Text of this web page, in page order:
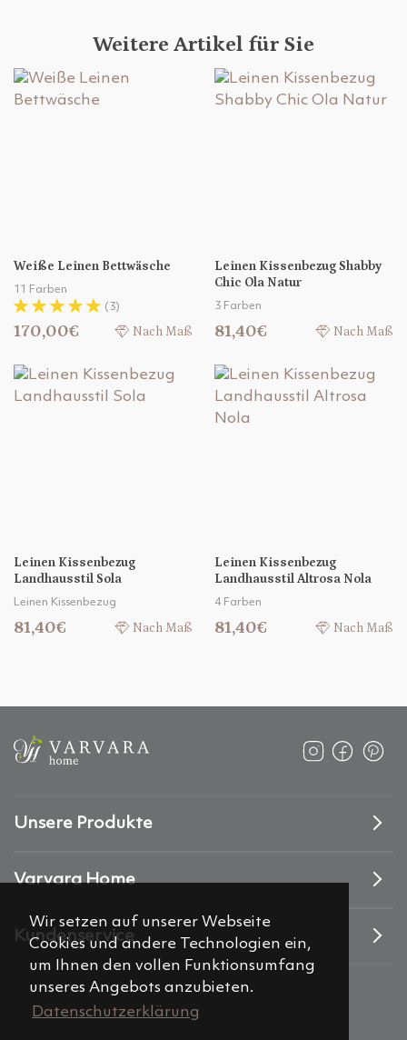
Wir setzen auf unserer Webseite
Cookies und andere Technologien ein,
um Ihnen den vollen Funktionsumfang
unseres Angebots anzubieten.
Datenschutzerklärung
Weitere Artikel für Sie
Weiße Leinen Bettwäsche
11 Farben
(3)
170,00€ Nach Maß
Leinen Kissenbezug Shabby
Chic Ola Natur
3 Farben
81,40€ Nach Maß
Leinen Kissenbezug
Landhausstil Sola
Leinen Kissenbezug
81,40€ Nach Maß
Leinen Kissenbezug
Landhausstil Altrosa Nola
4 Farben
81,40€ Nach Maß
Unsere Produkte
Varvara Home
Kundenservice